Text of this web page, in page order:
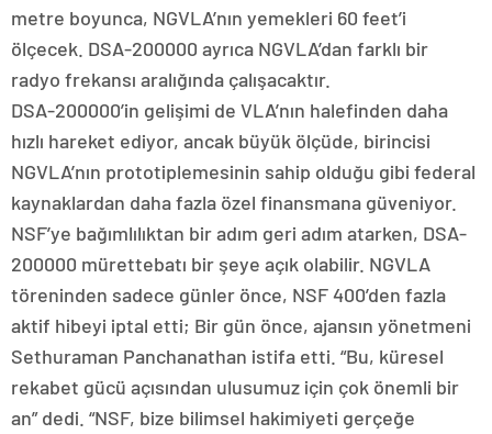
metre boyunca, NGVLA’nın yemekleri 60 feet’i
ölçecek. DSA-200000 ayrıca NGVLA’dan farklı bir
radyo frekansı aralığında çalışacaktır.
DSA-200000’in gelişimi de VLA’nın halefinden daha
hızlı hareket ediyor, ancak büyük ölçüde, birincisi
NGVLA’nın prototiplemesinin sahip olduğu gibi federal
kaynaklardan daha fazla özel finansmana güveniyor.
NSF’ye bağımlılıktan bir adım geri adım atarken, DSA-
200000 mürettebatı bir şeye açık olabilir. NGVLA
töreninden sadece günler önce, NSF 400’den fazla
aktif hibeyi iptal etti; Bir gün önce, ajansın yönetmeni
Sethuraman Panchanathan istifa etti. “Bu, küresel
rekabet gücü açısından ulusumuz için çok önemli bir
an” dedi. “NSF, bize bilimsel hakimiyeti gerçeğe